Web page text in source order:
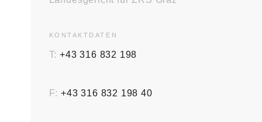
KONTAKT­DATEN
T:+43 316 832 198
F:+43 316 832 198 40